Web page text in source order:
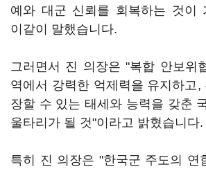
예와 대군 신뢰를 회복하는 것이
이같이 말했습니다.
그러면서 진 의장은 "복합 안보위
역에서 강력한 억제력을 유지하고,
장할 수 있는 태세와 능력을 갖춘
울타리가 될 것"이라고 밝혔습니다.
특히 진 의장은 "한국군 주도의 연